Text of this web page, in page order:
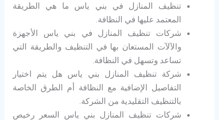
تنظيف المنازل في بني ياس ما هي الطريقة
المعتمد عليها في النظافة.
شركات تنظيف المنازل في بني ياس الأجهزة
والآلآت المستعان بها في التنظيف والطريقة التي
تساعد وتسهل في النظافة.
شركة تنظيف المنازل بني ياس هل يتم اختيار
التفاصيل الإضافية مع النظافة أم الطرق الخاصة
بالتنظيف التقليدية من الشركة.
شركات تنظيف المنازل بني ياس السعر رخيص